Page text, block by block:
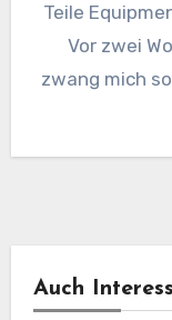
Teile
Vor zwei
zwang mich
Auch